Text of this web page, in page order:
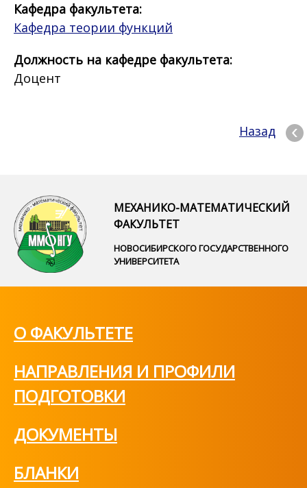
Кафедра факультета:
Кафедра теории функций
Должность на кафедре факультета:
Доцент
Назад
МЕХАНИКО-МАТЕМАТИЧЕСКИЙ
ФАКУЛЬТЕТ
НОВОСИБИРСКОГО ГОСУДАРСТВЕННОГО
УНИВЕРСИТЕТА
О ФАКУЛЬТЕТЕ
НАПРАВЛЕНИЯ И ПРОФИЛИ
ПОДГОТОВКИ
ДОКУМЕНТЫ
БЛАНКИ